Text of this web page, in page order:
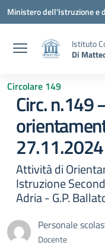
Vai ai contenuti
Vai al menu di navigazione
Vai al footer
Ministero dell'Istruzione e
Istituto
Di
Circolare 149
Circ. n.149
27.11.2024
Attività di
Istruzione
Adria - G.P.
Personale
Docente